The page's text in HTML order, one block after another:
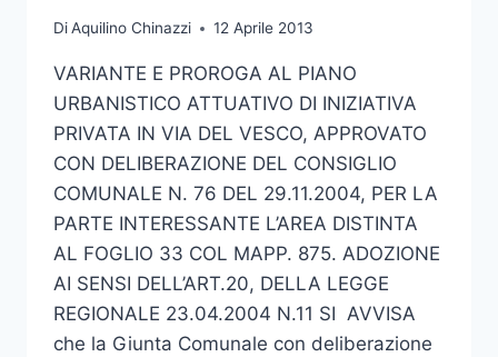
DiAquilino Chinazzi 12 Aprile 2013
VARIANTE E PROROGA AL PIANO
URBANISTICO ATTUATIVO DI INIZIATIVA
PRIVATA IN VIA DEL VESCO, APPROVATO
CON DELIBERAZIONE DEL CONSIGLIO
COMUNALE N. 76 DEL 29.11.2004, PER LA
PARTE INTERESSANTE L’AREA DISTINTA
AL FOGLIO 33 COL MAPP. 875. ADOZIONE
AI SENSI DELL’ART.20, DELLA LEGGE
REGIONALE 23.04.2004 N.11 SI AVVISA
che la Giunta Comunale con deliberazione